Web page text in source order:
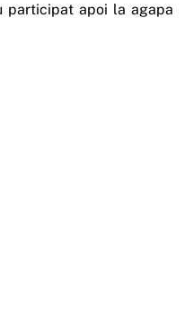
participat apoi la agapa